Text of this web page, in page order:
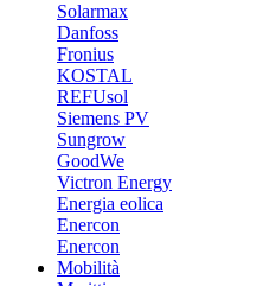
Solarmax
Danfoss
Fronius
KOSTAL
REFUsol
Siemens PV
Sungrow
GoodWe
Victron Energy
Energia eolica
Enercon
Enercon
Mobilità